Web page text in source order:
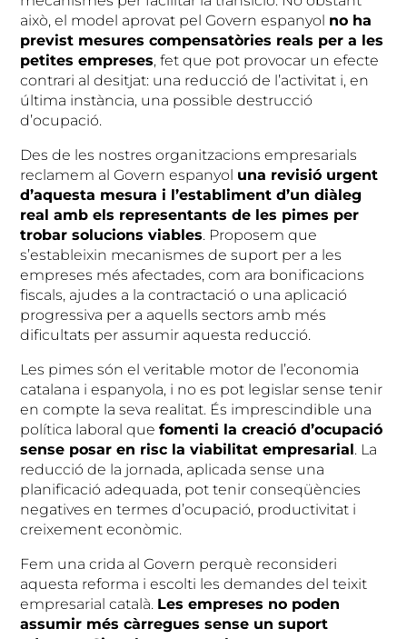
això, el model aprovat pel Govern espanyol no ha
previst mesures compensatòries reals per a les
petites empreses, fet que pot provocar un efecte
contrari al desitjat: una reducció de l’activitat i, en
última instància, una possible destrucció
d’ocupació.
Des de les nostres organitzacions empresarials
reclamem al Govern espanyol una revisió urgent
d’aquesta mesura i l’establiment d’un diàleg
real amb els representants de les pimes per
trobar solucions viables. Proposem que
s’estableixin mecanismes de suport per a les
empreses més afectades, com ara bonificacions
fiscals, ajudes a la contractació o una aplicació
progressiva per a aquells sectors amb més
dificultats per assumir aquesta reducció.
Les pimes són el veritable motor de l’economia
catalana i espanyola, i no es pot legislar sense tenir
en compte la seva realitat. És imprescindible una
política laboral quefomenti la creació d’ocupació
sense posar en risc la viabilitat empresarial. La
reducció de la jornada, aplicada sense una
planificació adequada, pot tenir conseqüències
negatives en termes d’ocupació, productivitat i
creixement econòmic.
Fem una crida al Govern perquè reconsideri
aquesta reforma i escolti les demandes del teixit
empresarial català. Les empreses no poden
assumir més càrregues sense un suport